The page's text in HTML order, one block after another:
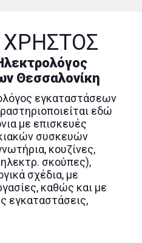
Θεσσαλονίκη
εγκαταστάσεων
εδώ
με επισκευές
συσκευών
κουζίνες,
σκούπες),
σχέδια, με
καθώς και με
εγκαταστάσεις,